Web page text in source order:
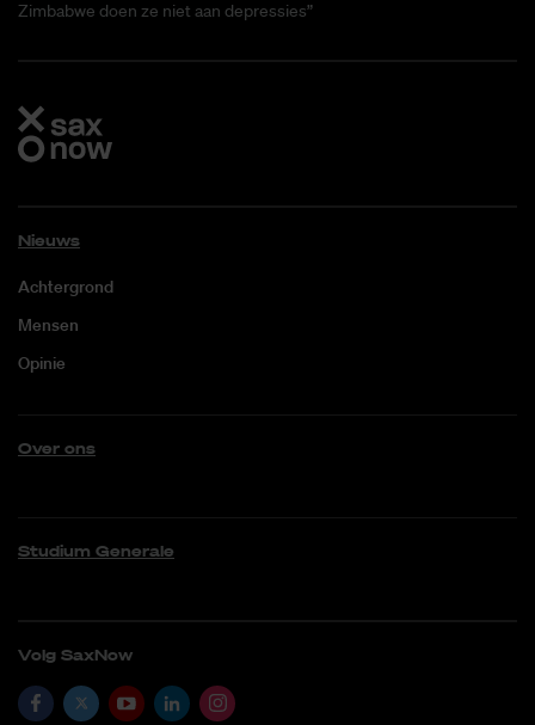
Zimbabwe doen ze niet aan depressies”
Nieuws
Achtergrond
Mensen
Opinie
Over ons
Studium Generale
Volg SaxNow